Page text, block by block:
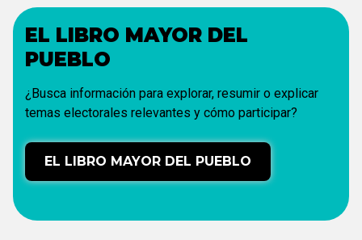
EL LIBRO MAYOR DEL
PUEBLO
¿Busca información para explorar, resumir o explicar
temas electorales relevantes y cómo participar?
EL LIBRO MAYOR DEL PUEBLO